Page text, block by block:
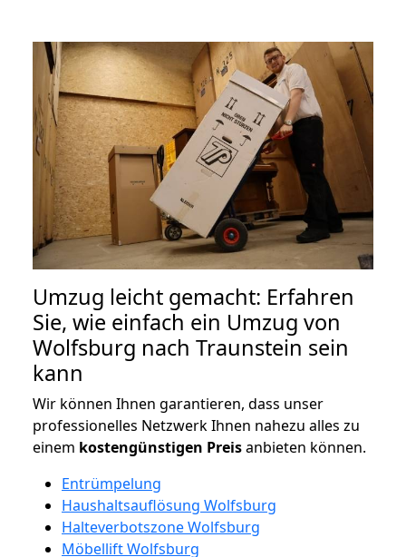
Umzug leicht gemacht: Erfahren
Sie, wie einfach ein Umzug von
Wolfsburg nach Traunstein sein
kann
Wir können Ihnen garantieren, dass unser
professionelles Netzwerk Ihnen nahezu alles zu
einem kostengünstigen Preisanbieten können.
Entrümpelung
Haushaltsauflösung Wolfsburg
Halteverbotszone Wolfsburg
Möbellift Wolfsburg